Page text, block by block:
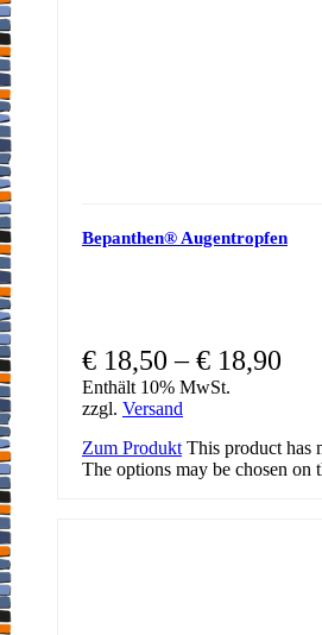
Bepanthen® Augentropfen
€ 18,50 –€ 18,90
Enthält 10% MwSt.
zzgl. Versand
Zum Produkt This product has
The options may be chosen on